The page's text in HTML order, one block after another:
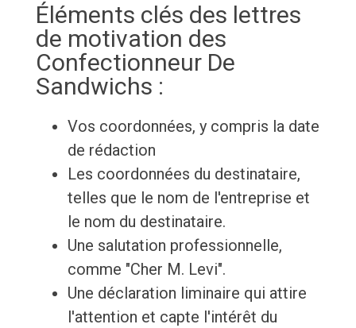
Éléments clés des lettres
de motivation des
Confectionneur De
Sandwichs :
Vos coordonnées, y compris la date
de rédaction
Les coordonnées du destinataire,
telles que le nom de l'entreprise et
le nom du destinataire.
Une salutation professionnelle,
comme "Cher M. Levi".
Une déclaration liminaire qui attire
l'attention et capte l'intérêt du